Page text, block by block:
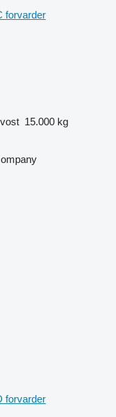
forvarder
15.000 kg
forvarder